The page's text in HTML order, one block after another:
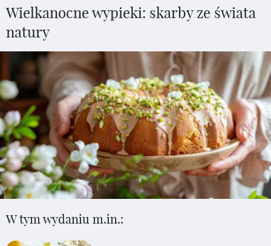
Wielkanocne wypieki: skarby ze świata
natury
W tym wydaniu m.in.: